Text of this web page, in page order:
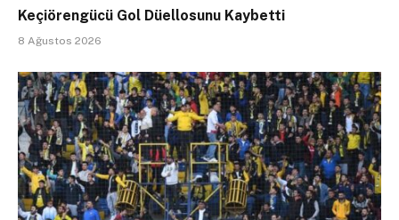
Keçiörengücü Gol Düellosunu Kaybetti
8 Ağustos 2026